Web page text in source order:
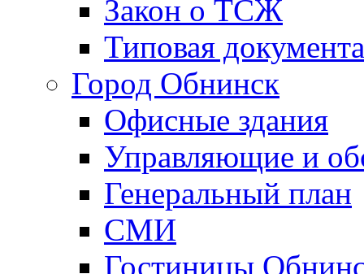
Закон о ТСЖ
Типовая
Город Обнинск
Офисные здания
Управляющие и
Генеральный план
СМИ
Гостиницы